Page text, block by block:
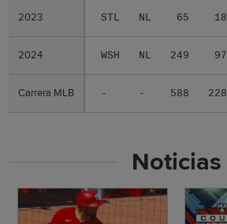
2023 STL NL 65 18
2024 WSH NL 249 97
Carrera MLB - - 588 228
2023
2024
Carrera MLB
Noticias